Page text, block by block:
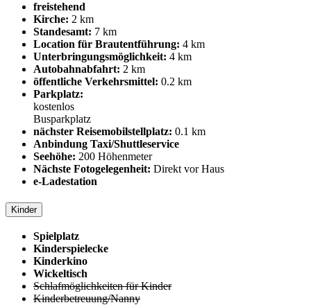
freistehend
Kirche: 2 km
Standesamt: 7 km
Location für Brautentführung: 4 km
Unterbringungsmöglichkeit: 4 km
Autobahnabfahrt: 2 km
öffentliche Verkehrsmittel: 0.2 km
Parkplatz:
kostenlos
Busparkplatz
nächster Reisemobilstellplatz: 0.1 km
Anbindung Taxi/Shuttleservice
Seehöhe: 200 Höhenmeter
Nächste Fotogelegenheit: Direkt vor Haus
e-Ladestation
Kinder
Spielplatz
Kinderspielecke
Kinderkino
Wickeltisch
Schlafmöglichkeiten für Kinder
Kinderbetreuung/Nanny